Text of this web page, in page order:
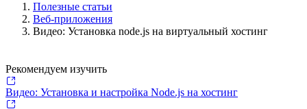
Полезные статьи
Веб-приложения
Видео: Установка node.js на виртуальный хостинг
Рекомендуем изучить
Видео: Установка и настройка Node.js на хостинг